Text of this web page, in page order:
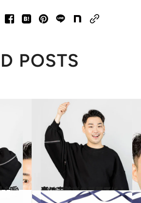
POSTS
2021.3.11
声のエイジングケアに！老け声防止の美顔ボイトレ
ビューティ＆ヘルス